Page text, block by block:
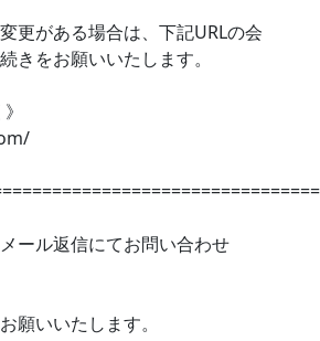
更がある場合は、下記URLの会
きをお願いいたします。
ール返信にてお問い合わせ
願いいたします。